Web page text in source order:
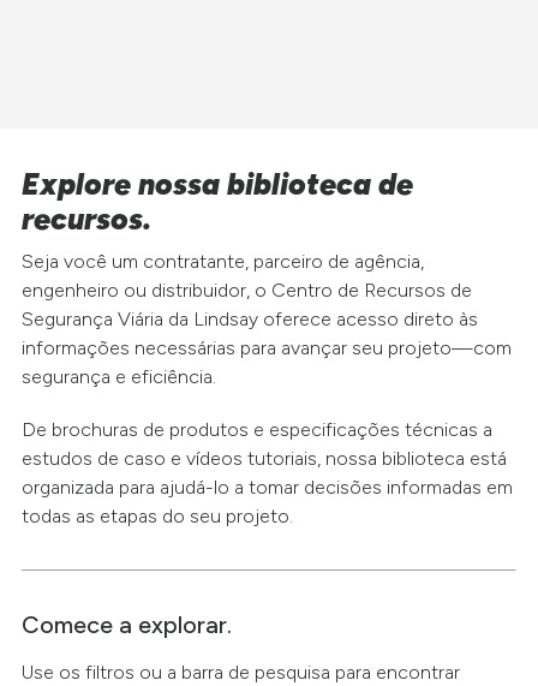
Explore nossa biblioteca de
recursos.
Seja você um contratante, parceiro de agência,
engenheiro ou distribuidor, o Centro de Recursos de
Segurança Viária da Lindsay oferece acesso direto às
informações necessárias para avançar seu projeto—com
segurança e eficiência.
De brochuras de produtos e especificações técnicas a
estudos de caso e vídeos tutoriais, nossa biblioteca está
organizada para ajudá-lo a tomar decisões informadas em
todas as etapas do seu projeto.
Comece a explorar.
Use os filtros ou a barra de pesquisa para encontrar